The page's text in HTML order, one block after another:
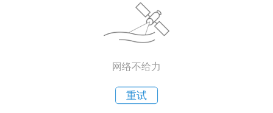
网络不给力
重试